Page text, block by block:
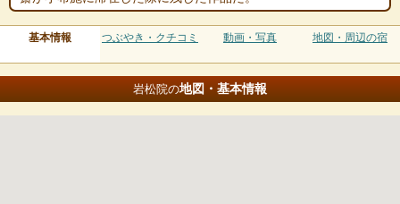
基本情報 つぶやき・クチコミ 動画・写真 地図・周辺の宿
岩松院の地図・基本情報